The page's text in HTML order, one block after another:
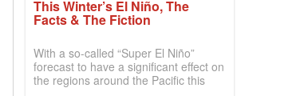
This Winter’s El Niño, The
Facts & The Fiction
With a so-called “Super El Niño”
forecast to have a significant effect on
the regions around the Pacific this